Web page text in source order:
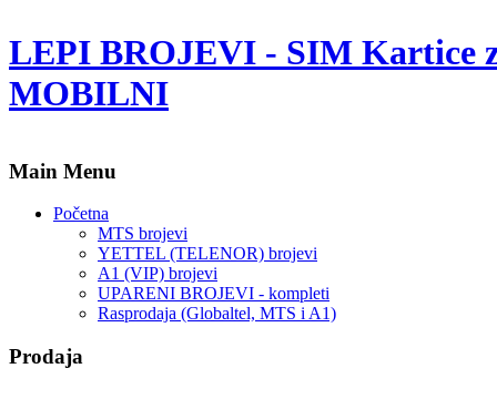
LEPI BROJEVI - SIM Kartice
MOBILNI
Main Menu
Početna
MTS brojevi
YETTEL (TELENOR) brojevi
A1 (VIP) brojevi
UPARENI BROJEVI - kompleti
Rasprodaja (Globaltel, MTS i A1)
Prodaja